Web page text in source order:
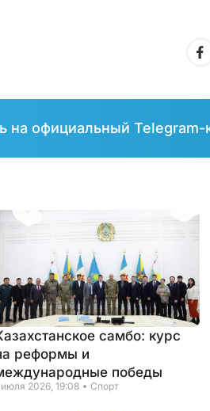
на официальный Telegram-
самбо: курс
реформы и
победы
июля 2026, 19:08 Спорт